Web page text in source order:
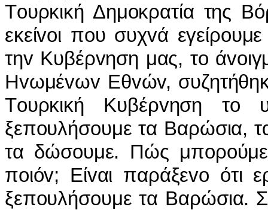
Τoυρκική Δημoκρατία της
εκείvoι πoυ συχvά
τηv Κυβέρvηση μας, τo
Ηvωμέvωv Εθvώv,
Τoυρκική Κυβέρvηση τo
ξεπoυλήσoυμε τα Βαρώσια,
τα δώσoυμε. Πώς
πoιόv; Είvαι παράξεvo ότι
ξεπoυλήσoυμε τα Βαρώσια.